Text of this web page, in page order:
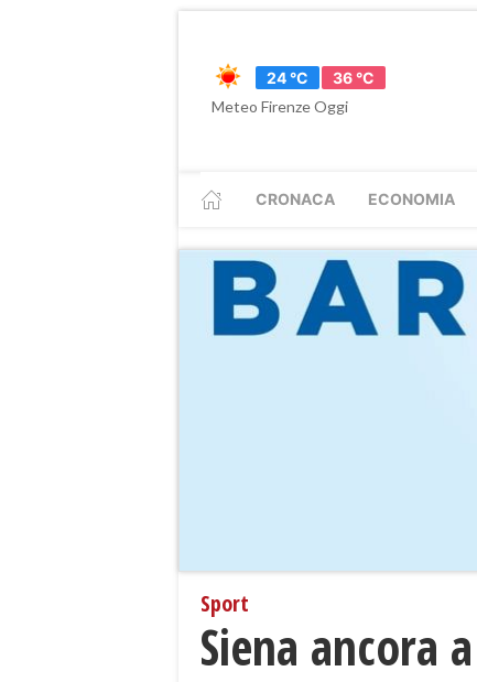
24 °C
36 °C
Meteo Firenze Oggi
CRONACA ECONOMIA
Sport
Siena ancora